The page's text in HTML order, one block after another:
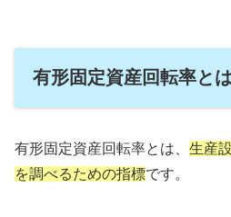
有形固定資産回転率と
有形固定資産回転率とは、 生産
を調べるための指標です。